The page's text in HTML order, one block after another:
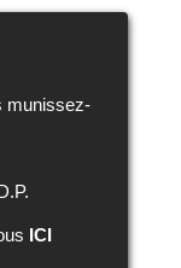
munissez-
ICI